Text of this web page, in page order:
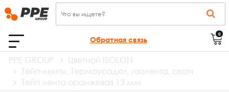
Обратная связь
0
PPE GROUP
Цветной ISOLON
Тейп-ленты, Термоусадки, изолента, скотч
Тейп лента оранжевая 13 мм